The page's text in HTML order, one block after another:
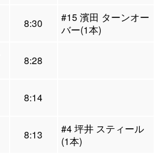
8:30
#15 濱田 ターンオー
バー(1本)
8:28
8:14
8:13
#4 坪井 スティール
(1本)